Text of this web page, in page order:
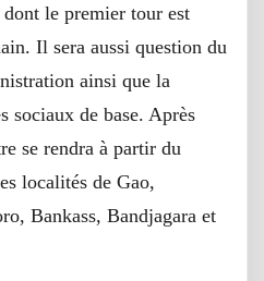
le premier tour est
Il sera aussi question du
ainsi que la
sociaux de base. Après
se rendra à partir du
localités de Gao,
Bankass, Bandjagara et